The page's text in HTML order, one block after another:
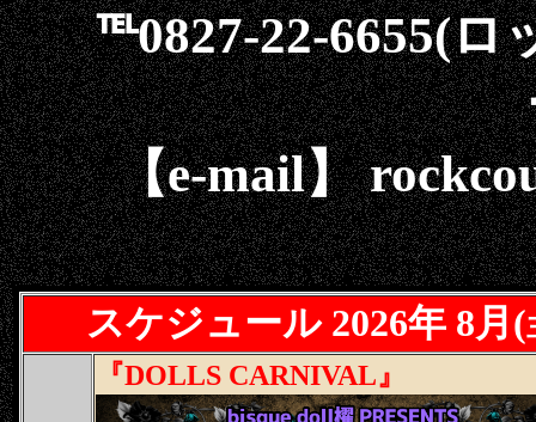
℡0827-22-6655(ロ
【e-mail】
スケジュール 2026年 8月 (
『DOLLS CARNIVAL』